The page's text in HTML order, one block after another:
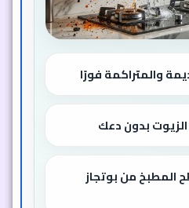
والمتراكمة فورًا
بدون دعك
من بوتجاز